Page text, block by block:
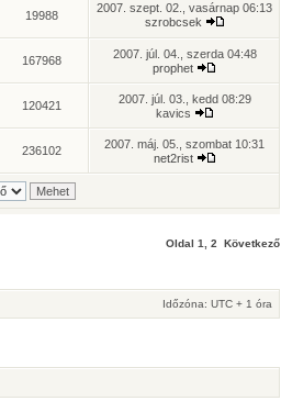
19988
2007. szept. 02., vasárnap 06:13
szrobcsek
167968
2007. júl. 04., szerda 04:48
prophet
120421
2007. júl. 03., kedd 08:29
kavics
236102
2007. máj. 05., szombat 10:31
net2rist
Oldal 1 2 Következő
Időzóna: UTC + 1 óra